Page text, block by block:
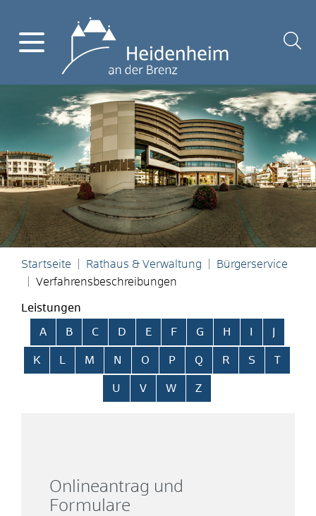
Startseite Rathaus & Verwaltung
Bürgerservice
Verfahrensbeschreibungen
Leistungen
Alphabetisches Register überspringen
A B C D E F G H
K L M N O P Q R S T
U V W Z
Onlineantrag und
Formulare